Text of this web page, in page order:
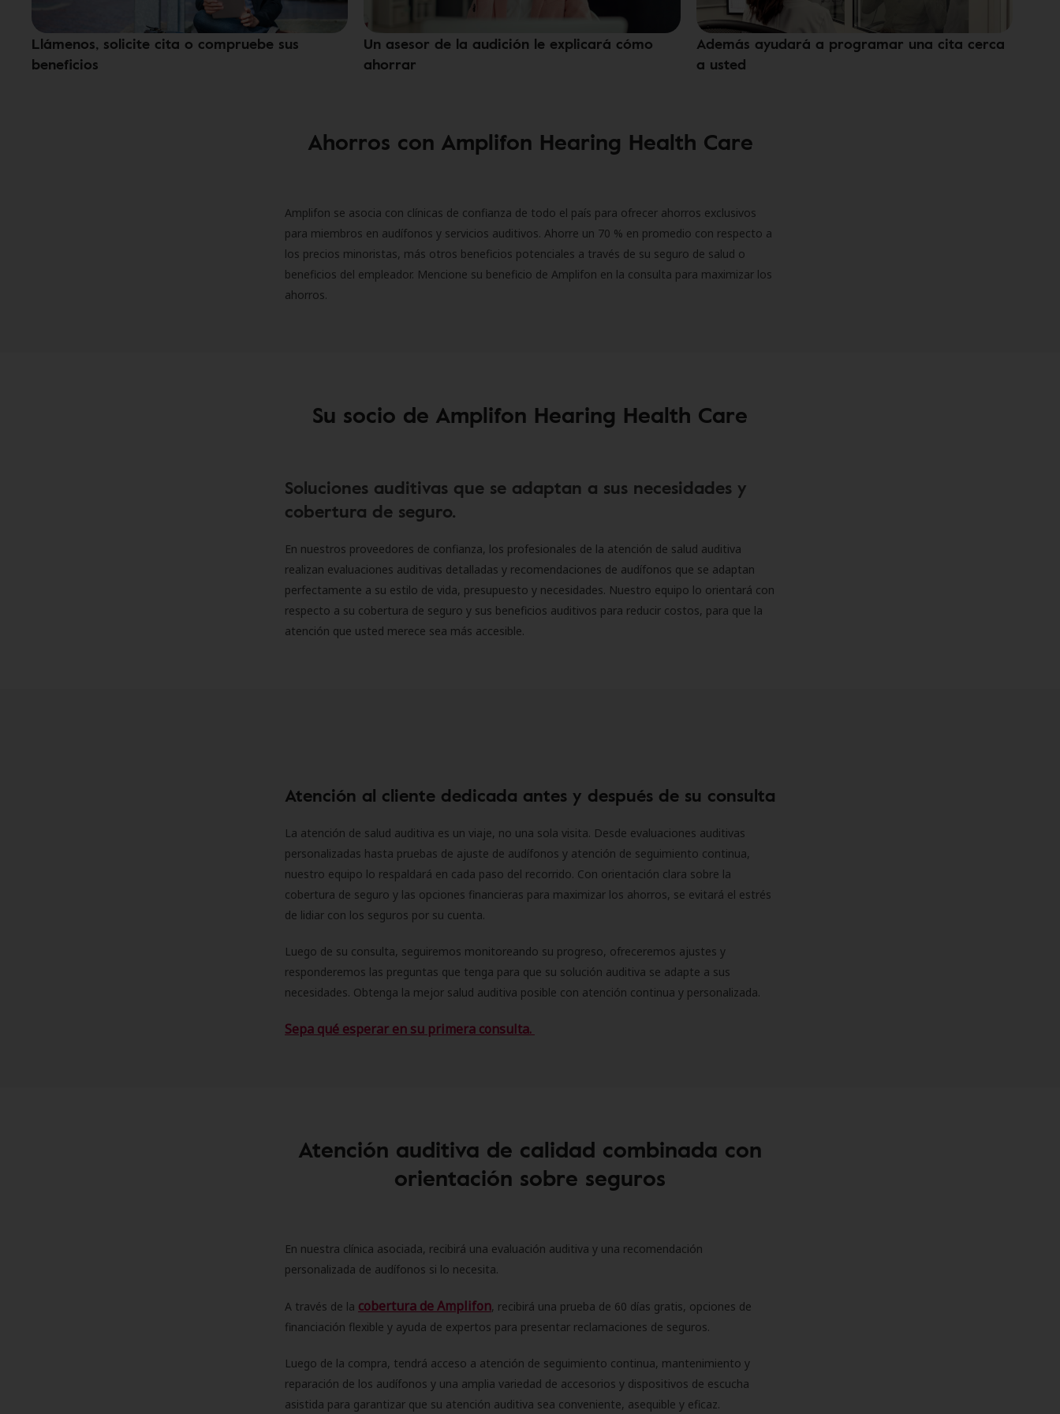
Llámenos, solicite cita o compruebe sus
beneficios
Un asesor de la audición le explicará cómo
ahorrar
Además ayudará a programar una cita cerca
a usted
Ahorros con Amplifon Hearing Health Care
Amplifon se asocia con clínicas de confianza de todo el país para ofrecer ahorros exclusivos
para miembros en audífonos y servicios auditivos. Ahorre un 70 % en promedio con respecto a
los precios minoristas, más otros beneficios potenciales a través de su seguro de salud o
beneficios del empleador. Mencione su beneficio de Amplifon en la consulta para maximizar los
ahorros.
Su socio de Amplifon Hearing Health Care
Soluciones auditivas que se adaptan a sus necesidades y
cobertura de seguro.
En nuestros proveedores de confianza, los profesionales de la atención de salud auditiva
realizan evaluaciones auditivas detalladas y recomendaciones de audífonos que se adaptan
perfectamente a su estilo de vida, presupuesto y necesidades. Nuestro equipo lo orientará con
respecto a su cobertura de seguro y sus beneficios auditivos para reducir costos, para que la
atención que usted merece sea más accesible.
Atención al cliente dedicada antes y después de su consulta
La atención de salud auditiva es un viaje, no una sola visita. Desde evaluaciones auditivas
personalizadas hasta pruebas de ajuste de audífonos y atención de seguimiento continua,
nuestro equipo lo respaldará en cada paso del recorrido. Con orientación clara sobre la
cobertura de seguro y las opciones financieras para maximizar los ahorros, se evitará el estrés
de lidiar con los seguros por su cuenta.
Luego de su consulta, seguiremos monitoreando su progreso, ofreceremos ajustes y
responderemos las preguntas que tenga para que su solución auditiva se adapte a sus
necesidades. Obtenga la mejor salud auditiva posible con atención continua y personalizada.
Sepa qué esperar en su primera consulta.
Atención auditiva de calidad combinada con
orientación sobre seguros
En nuestra clínica asociada, recibirá una evaluación auditiva y una recomendación
personalizada de audífonos si lo necesita.
A través de la cobertura de Amplifon, recibirá una prueba de 60 días gratis, opciones de
financiación flexible y ayuda de expertos para presentar reclamaciones de seguros.
Luego de la compra, tendrá acceso a atención de seguimiento continua, mantenimiento y
reparación de los audífonos y una amplia variedad de accesorios y dispositivos de escucha
asistida para garantizar que su atención auditiva sea conveniente, asequible y eficaz.